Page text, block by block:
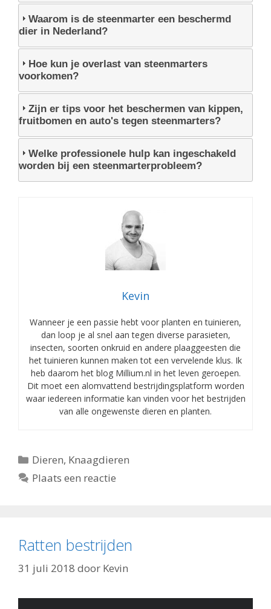
Waarom is de steenmarter een beschermd
dier in Nederland?
Hoe kun je overlast van steenmarters
voorkomen?
Zijn er tips voor het beschermen van kippen,
fruitbomen en auto's tegen steenmarters?
Welke professionele hulp kan ingeschakeld
worden bij een steenmarterprobleem?
Kevin
Wanneer je een passie hebt voor planten en tuinieren,
dan loop je al snel aan tegen diverse parasieten,
insecten, soorten onkruid en andere plaaggeesten die
het tuinieren kunnen maken tot een vervelende klus. Ik
heb daarom het blog Millium.nl in het leven geroepen.
Dit moet een alomvattend bestrijdingsplatform worden
waar iedereen informatie kan vinden voor het bestrijden
van alle ongewenste dieren en planten.
Categorieën
Dieren, Knaagdieren
Plaats een reactie
Ratten bestrijden
31 juli 2018 door Kevin